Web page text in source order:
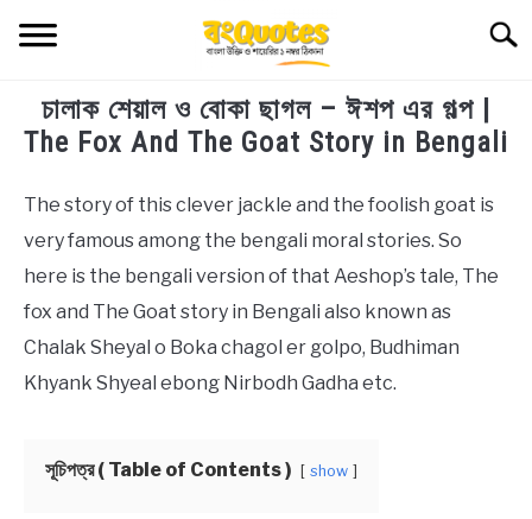
TECHNOLOGY
BIOGRAPHY
EDUCATIONAL
BENGALI WISHES
চালাক শেয়াল ও বোকা ছাগল – ঈশপ এর গল্প |
The Fox And The Goat Story in Bengali
in
Bengali
Stories
The story of this clever jackle and the foolish goat is
very famous among the bengali moral stories. So
here is the bengali version of that Aeshop’s tale, The
fox and The Goat story in Bengali also known as
Chalak Sheyal o Boka chagol er golpo, Budhiman
Khyank Shyeal ebong Nirbodh Gadha etc.
সূচিপত্র ( Table of Contents ) show